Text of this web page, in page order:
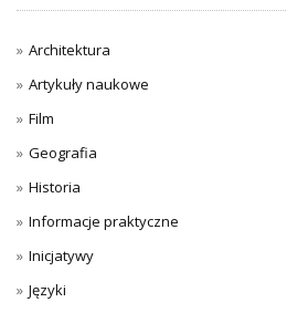
Architektura
Artykuły naukowe
Film
Geografia
Historia
Informacje praktyczne
Inicjatywy
Języki